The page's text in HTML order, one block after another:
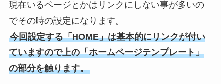
現在いるページとかはリンクにしない事が多いの
でその時の設定になります。
今回設定する「HOME」は基本的にリンクが付い
ていますので上の「ホームページテンプレート」
の部分を触ります。